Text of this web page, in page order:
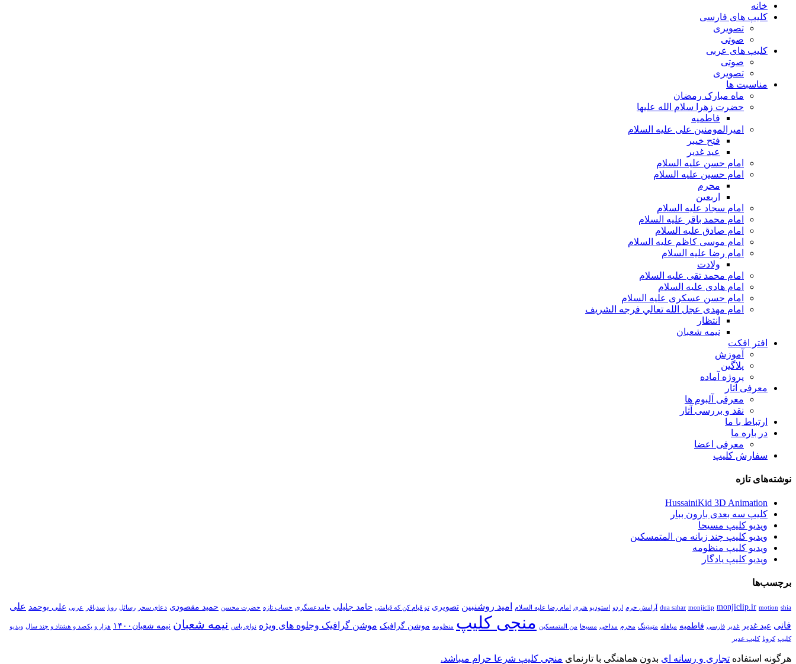
خانه
کلیپ های فارسی
تصویری
صوتی
کلیپ های عربی
صوتی
تصویری
مناسبت ها
ماه مبارک رمضان
حضرت زهرا سلام الله علیها
فاطمیه
امیرالمومنین علی علیه السلام
فتح خیبر
عید غدیر
امام حسن علیه السلام
امام حسین علیه السلام
محرم
اربعین
امام سجاد علیه السلام
امام محمد باقر علیه السلام
امام صادق علیه السلام
امام موسی کاظم علیه السلام
امام رضا علیه السلام
ولادت
امام محمد تقی علیه السلام
امام هادی علیه السلام
امام حسن عسکری علیه السلام
امام مهدی عجل الله تعالي فرجه الشريف
انتظار
نیمه شعبان
افتر افکت
آموزش
پلاگین
پروژه آماده
معرفی آثار
معرفی آلبوم ها
نقد و بررسی آثار
ارتباط با ما
در باره ما
معرفی اعضا
سفارش کلیپ
نوشته‌های تازه
HussainiKid 3D Animation
کلیپ سه بعدی بارون ببار
ویدیو کلیپ مسیحا
ویدیو کلیپ چند زبانه من المتمسکین
ویدیو کلیپ منظومه
ویدیو کلیپ یادگار
برچسب‌ها
dua sahar monjiclip monjiclip.ir motion shia آرامش حرم اردو استودیو هنری امام رضا علیه السلام امید روشنبین تصویری تو قیام کن که قیامتی حامد جلیلی حامدعسگری حساب تازه حضرت محسن حمید مقصودی دعای سحر رسائل رویا سدباقر عربی علی بوحمد علی
فانی عید غدیر غدیر فارسی فاطمیه مباهله متپیتینگ محرم مداحی مسیحا من المتمسکین منجی کلیپ منظومه موشن گرافیک موشن گرافیک وجلوه های ویژه نوای یاس نیمه شعبان نیمه شعبان۱۴۰۰ هزار و یکصد و هشتاد و چند سال ویدیو
کلیپ کرونا کلیپ غدیر
هرگونه استفاده تجاری و رسانه ای بدون هماهنگی با تارنمای منجی کلیپ شرعا حرام میباشد.